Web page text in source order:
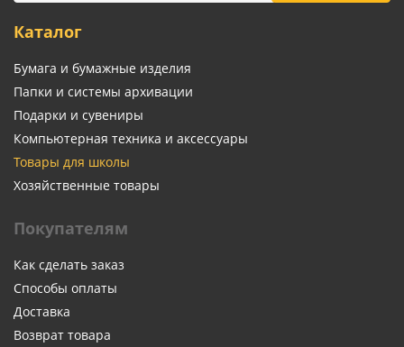
Каталог
Бумага и бумажные изделия
Папки и системы архивации
Подарки и сувениры
Компьютерная техника и аксессуары
Товары для школы
Хозяйственные товары
Покупателям
Как сделать заказ
Способы оплаты
Доставка
Возврат товара